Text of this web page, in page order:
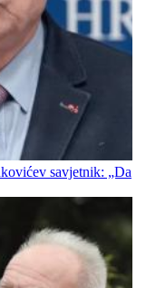
savjetnik: „Da